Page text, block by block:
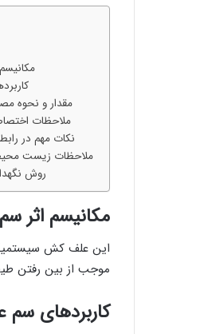
مقدار و نحوه
ملاحظات
نکات مهم در
ملاحظات زيست
روش
مکانیسم اثر
موجب از بین رفتن
کاربردهای